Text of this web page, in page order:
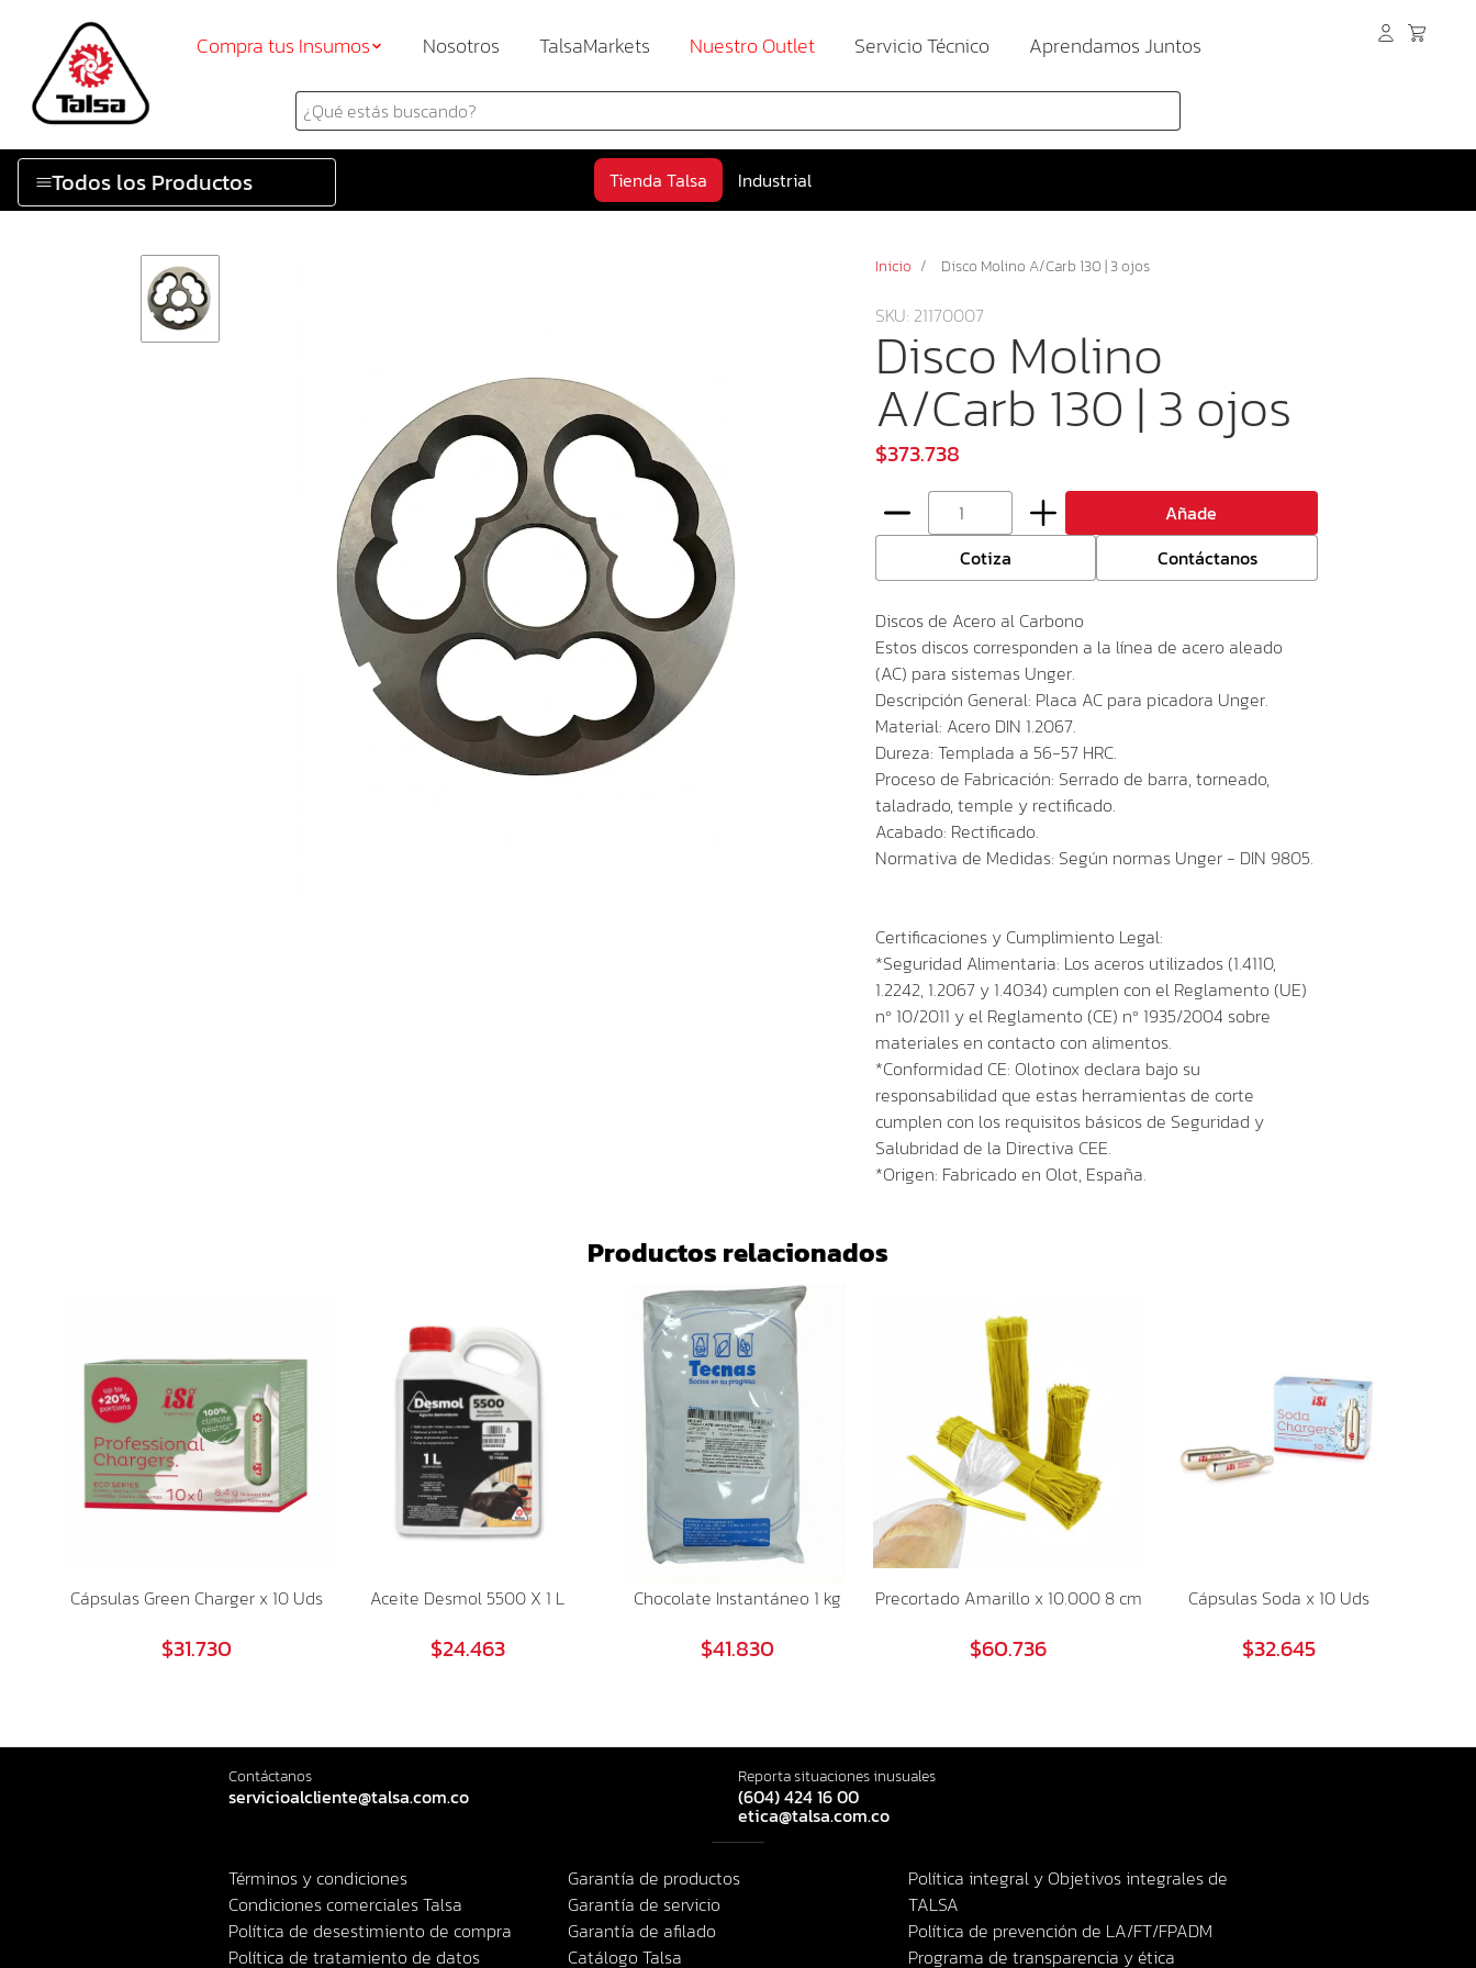
Compra tus Insumos Nosotros TalsaMarkets Nuestro Outlet Servicio Técnico Aprendamos Juntos
Todos los Productos Tienda Talsa Industrial
Inicio / Disco Molino A/Carb 130 | 3 ojos
SKU: 21170007
Disco Molino
A/Carb 130 | 3 ojos
$373.738
Añade
Cotiza
Contáctanos
Discos de Acero al Carbono
Estos discos corresponden a la línea de acero aleado
(AC) para sistemas Unger.
Descripción General: Placa AC para picadora Unger.
Material: Acero DIN 1.2067.
Dureza: Templada a 56-57 HRC.
Proceso de Fabricación: Serrado de barra, torneado,
taladrado, temple y rectificado.
Acabado: Rectificado.
Normativa de Medidas: Según normas Unger - DIN 9805.
Certificaciones y Cumplimiento Legal:
*Seguridad Alimentaria: Los aceros utilizados (1.4110,
1.2242, 1.2067 y 1.4034) cumplen con el Reglamento (UE)
nº 10/2011 y el Reglamento (CE) nº 1935/2004 sobre
materiales en contacto con alimentos.
*Conformidad CE: Olotinox declara bajo su
responsabilidad que estas herramientas de corte
cumplen con los requisitos básicos de Seguridad y
Salubridad de la Directiva CEE.
*Origen: Fabricado en Olot, España.
Productos relacionados
Cápsulas Green Charger x 10 Uds
$31.730
Aceite Desmol 5500 X 1 L
$24.463
Chocolate Instantáneo 1 kg
$41.830
Precortado Amarillo x 10.000 8 cm
$60.736
Cápsulas Soda x 10 Uds
$32.645
Contáctanos
servicioalcliente@talsa.com.co
Reporta situaciones inusuales
(604) 424 16 00
etica@talsa.com.co
Términos y condiciones
Condiciones comerciales Talsa
Política de desestimiento de compra
Política de tratamiento de datos
Garantía de productos
Garantía de servicio
Garantía de afilado
Catálogo Talsa
Política integral y Objetivos integrales de
TALSA
Política de prevención de LA/FT/FPADM
Programa de transparencia y ética